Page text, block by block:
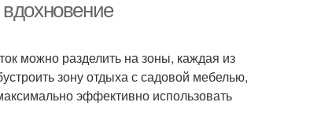
можно разделить на зоны, каждая из
зону отдыха с садовой мебелью,
эффективно использовать